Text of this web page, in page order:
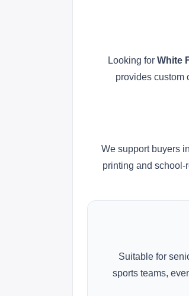
Looking for White
provides custom
We support buyers
printing and school-
Suitable for
sports teams,